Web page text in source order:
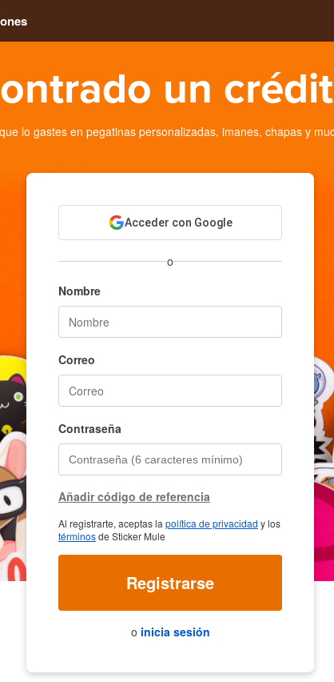
un
lo gastes en pegatinas personalizadas, imanes, chapas y
Acceder con Google
o
Nombre
Correo
Contraseña
Añadir código de referencia
Al registrarte, aceptas la política de privacidad y los
términosde Sticker Mule
Registrarse
o inicia sesión